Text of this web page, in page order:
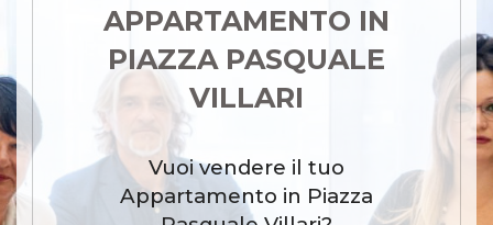
APPARTAMENTO IN
PIAZZA PASQUALE
VILLARI
Vuoi vendere il tuo
Appartamento in Piazza